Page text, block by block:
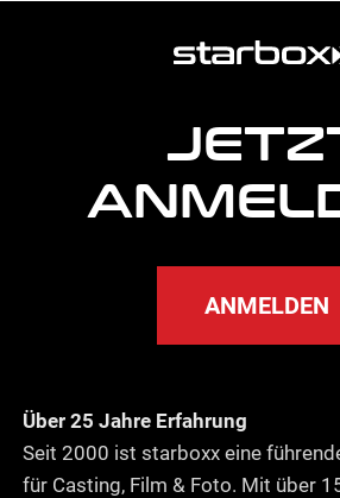
ANMELDEN
Über 25 Jahre Erfahrung
Seit 2000 ist starboxx eine
für Casting, Film & Foto. Mit über